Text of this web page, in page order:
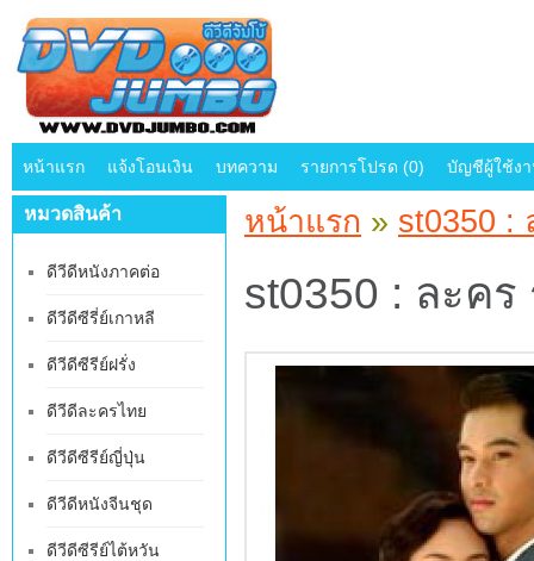
หน้าแรก แจ้งโอนเงิน บทความ รายการโปรด (0) บัญชีผู้ใช้ง
หมวดสินค้า
ดีวีดีหนังภาคต่อ
ดีวีดีซีรี่ย์เกาหลี
ดีวีดีซีรีย์ฝรั่ง
ดีวีดีละครไทย
ดีวีดีซีรีย์ญี่ปุ่น
ดีวีดีหนังจีนชุด
ดีวีดีซีรีย์ไต้หวัน
หน้าแรก » st0350 :
st0350 : ละค